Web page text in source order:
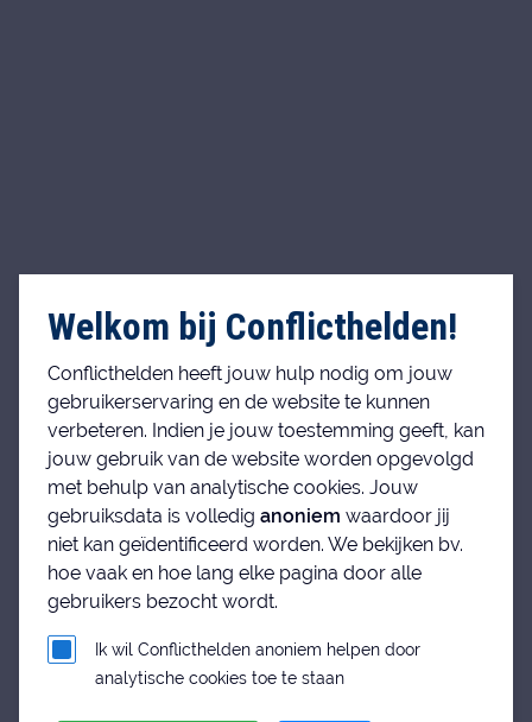
Welkom bij Conflicthelden!
Conflicthelden heeft jouw hulp nodig om jouw
gebruikerservaring en de website te kunnen
verbeteren. Indien je jouw toestemming geeft, kan
jouw gebruik van de website worden opgevolgd
met behulp van analytische cookies. Jouw
gebruiksdata is volledig anoniem waardoor jij
niet kan geïdentificeerd worden. We bekijken bv.
hoe vaak en hoe lang elke pagina door alle
gebruikers bezocht wordt.
Ik wil Conflicthelden anoniem helpen door
analytische cookies toe te staan